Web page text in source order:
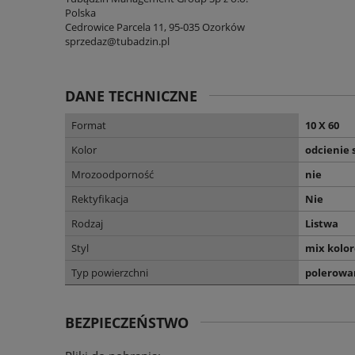
Polska
Cedrowice Parcela 11, 95-035 Ozorków
sprzedaz@tubadzin.pl
DANE TECHNICZNE
Format
10 X 60
Kolor
odcienie
Mrozoodporność
nie
Rektyfikacja
Nie
Rodzaj
Listwa
Styl
mix
Typ powierzchni
BEZPIECZEŃSTWO